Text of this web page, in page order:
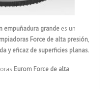
empuñadura grande es un
Force de alta presión,
y eficaz de superficies planas.
Eurom Force de alta